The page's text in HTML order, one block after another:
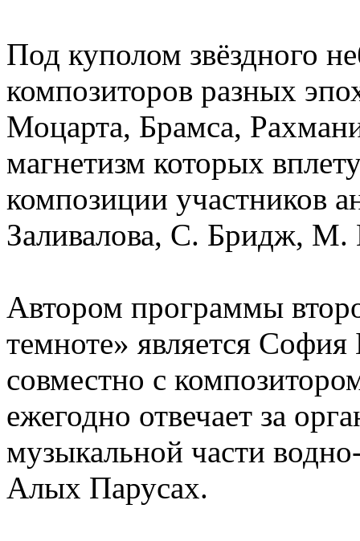
Под куполом звёздного
композиторов разных
Моцарта, Брамса,
магнетизм которых
композиции
Заливалова, С. Бридж, М.
Автором программы
темноте» является
совместно с
ежегодно отвечает за
музыкальной части
Алых Парусах.